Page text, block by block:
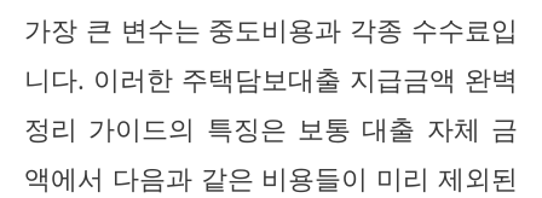
가장 큰 변수는 중도비용과 각종 수수료입
니다. 이러한 주택담보대출 지급금액 완벽
정리 가이드의 특징은 보통 대출 자체 금
액에서 다음과 같은 비용들이 미리 제외된